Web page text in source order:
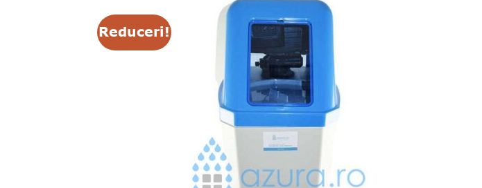
Reduceri!